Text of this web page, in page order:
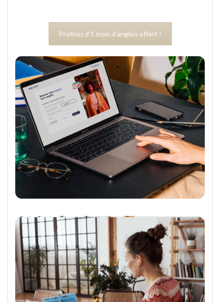
Profitez d'1 mois d'anglais offert !